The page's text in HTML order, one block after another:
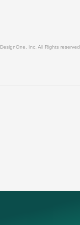
Inc. All Rights reserved.